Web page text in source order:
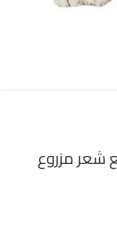
55 سم مع شعر مزروع